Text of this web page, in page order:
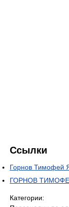
Ссылки
Горнов Тимофей
ГОРНОВ
Категории: